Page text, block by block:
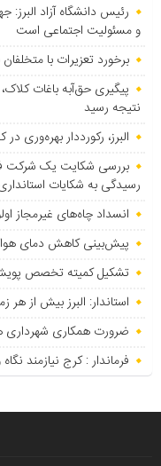
رئیس دانشگاه آزاد
و مسئولیت اجتماعی است
برخورد تعزیرات با متخلفان بازار
پیگیری حق‌آبه باغات
نتیجه رسید
البرز، رکورددار بهره‌وری
بررسی شکایت یک شرکت
رسیدگی به شکایات استانداری
انسداد چاه‌های غیرمجاز
پیش‌بینی کاهش دمای هوا
تشکیل کمیته تخصص پویش
استاندار: البرز بیش از هر
ضرورت همکاری شهرداری
فرماندار : کرج نیازمند